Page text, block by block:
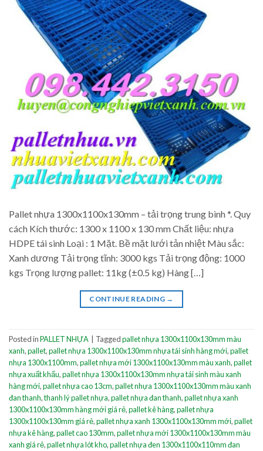
Pallet nhựa 1300x1100x130mm – tải trọng trung bình *. Quy
cách Kích thước: 1300 x 1100 x 130 mm Chất liệu: nhựa
HDPE tái sinh Loại : 1 Mặt. Bề mặt lưới tản nhiệt Màu sắc:
Xanh dương Tải trọng tĩnh: 3000 kgs Tải trọng động: 1000
kgs Trọng lượng pallet: 11kg (±0.5 kg) Hàng […]
CONTINUE READING →
Posted inPALLET NHỰA Taggedpallet nhựa 1300x1100x130mm màu
xanh,pallet,pallet nhựa 1300x1100x130mm nhựa tái sinh hàng mới,pallet
nhựa 1300x1100mm,pallet nhựa mới 1300x1100x130mm màu xanh,pallet
nhựa xuất khẩu,pallet nhựa 1300x1100x130mm nhựa tái sinh màu xanh
hàng mới,pallet nhựa cao 13cm,pallet nhựa 1300x1100x130mm màu xanh
đan thanh,thanh lý pallet nhựa,pallet nhựa đan thanh,pallet nhựa xanh
1300x1100x130mm hàng mới giá rẻ,pallet kê hàng,pallet nhựa
1300x1100x130mm giá rẻ,pallet nhựa xanh 1300x1100x130mm mới,pallet
nhựa kê hàng,pallet cao 130mm,pallet nhựa mới 1300x1100x130mm màu
xanh giá rẻ,pallet nhựa lót kho,pallet nhựa đen 1300x1100x110mm đan